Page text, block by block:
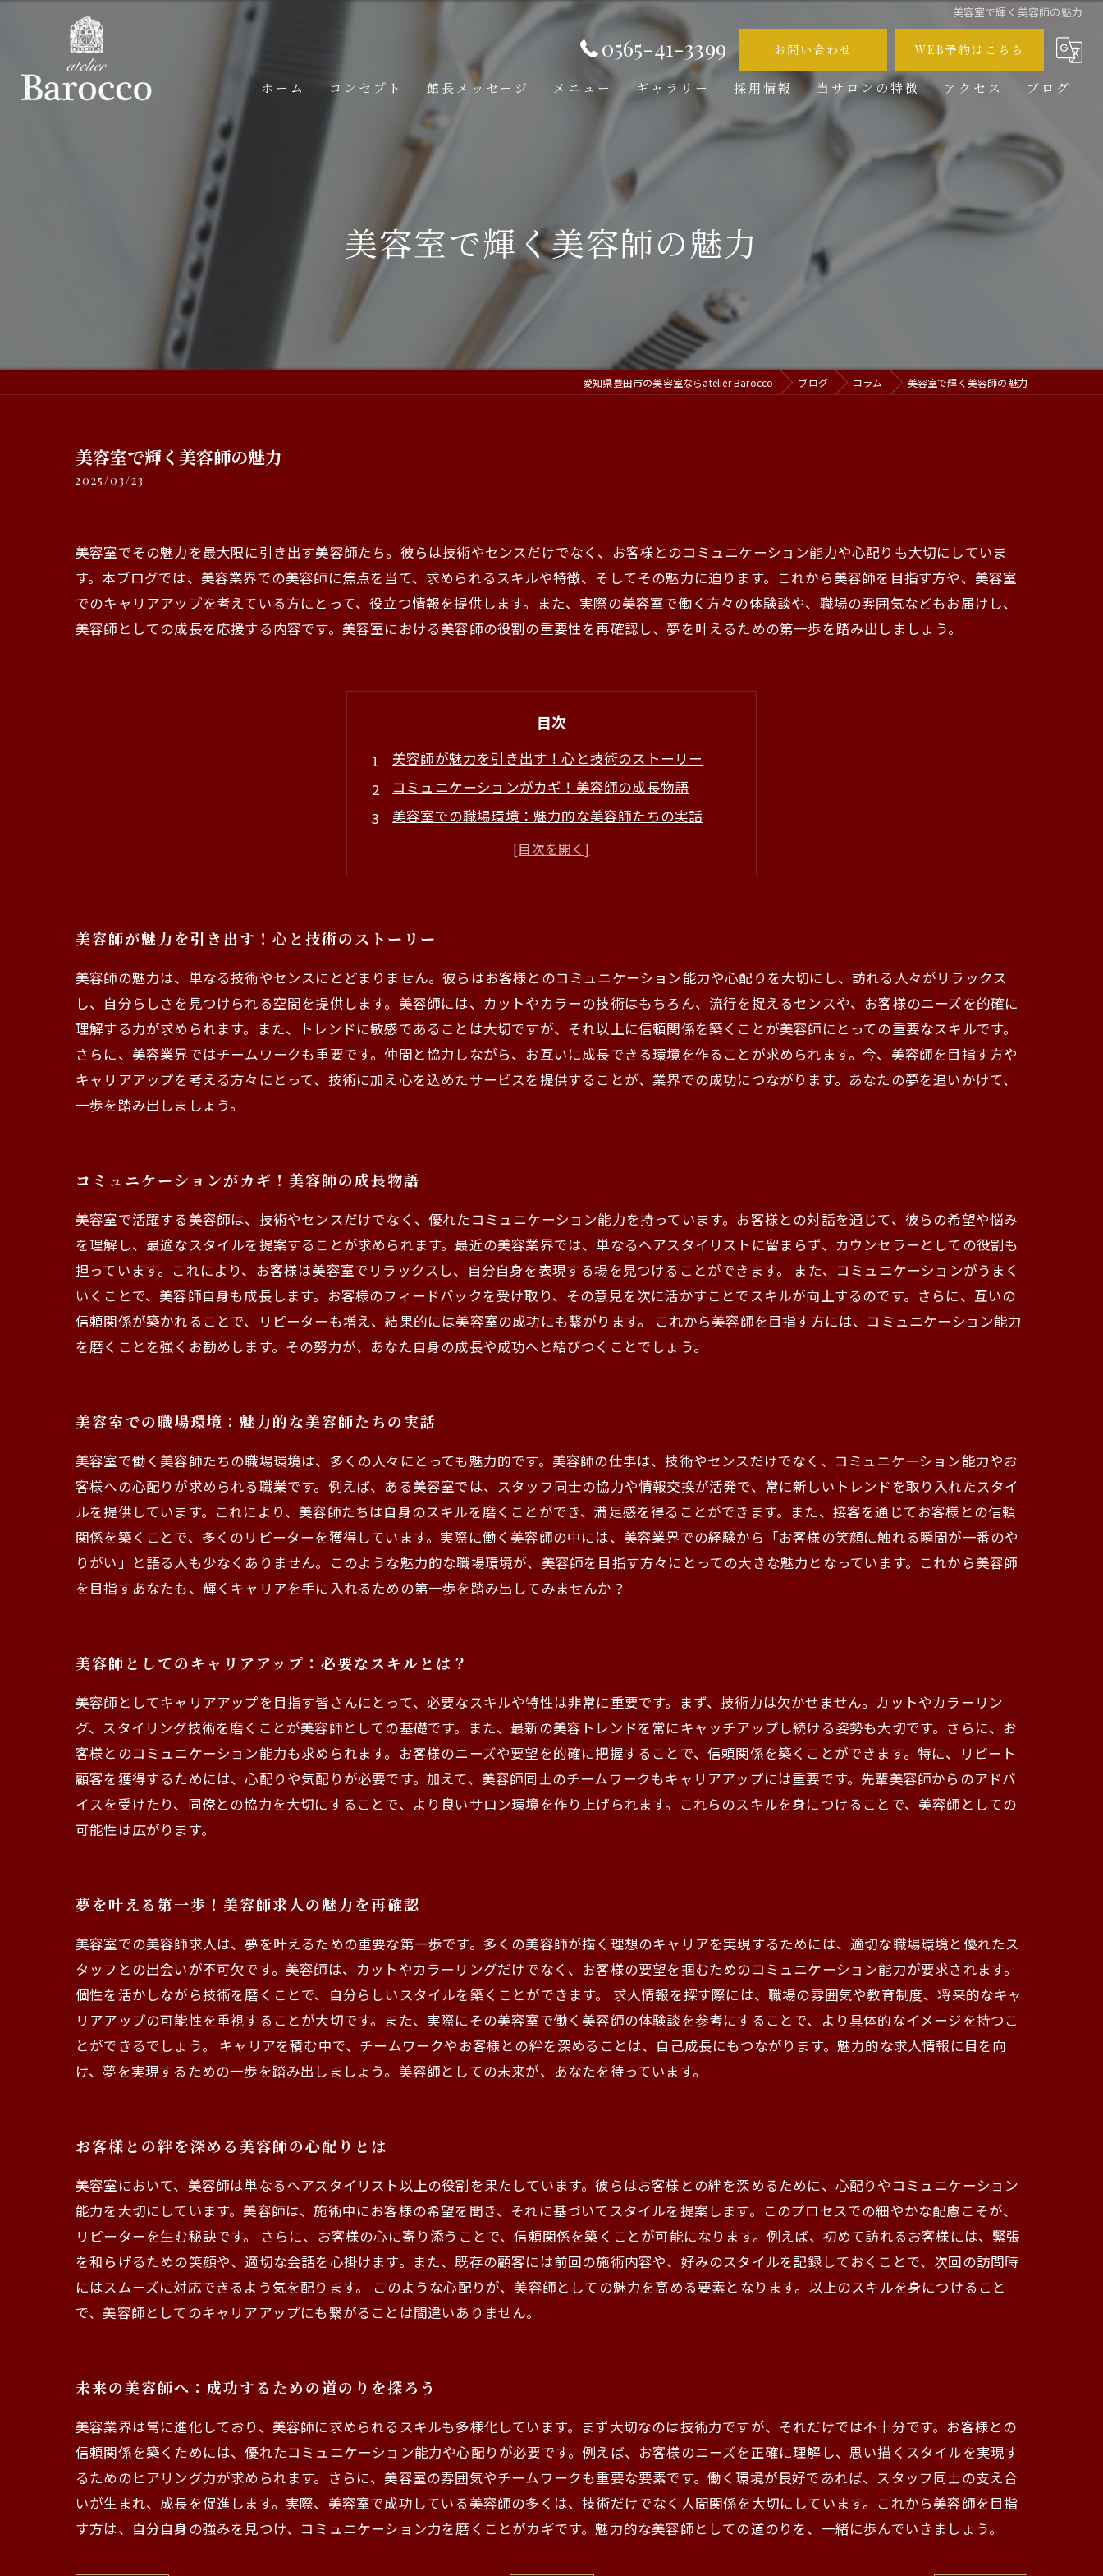
美容室で輝く美容師の魅力
0565-41-3399 お問い合わせ WEB予約はこちら
ホーム コンセプト 館長メッセージ メニュー ギャラリー 採用情報 当サロンの特徴
メンズ
カット
ブリーチ
アクセス ブログ
コラム
美容室で輝く美容師の魅力
愛知県豊田市の美容室ならatelier Barocco ブログ コラム 美容室で輝く美容師の魅力
美容室で輝く美容師の魅力
2025/03/23
美容室でその魅力を最大限に引き出す美容師たち。彼らは技術やセンスだけでなく、お客様とのコミュニケーション能力や心配りも大切にしていま
す。本ブログでは、美容業界での美容師に焦点を当て、求められるスキルや特徴、そしてその魅力に迫ります。これから美容師を目指す方や、美容室
でのキャリアアップを考えている方にとって、役立つ情報を提供します。また、実際の美容室で働く方々の体験談や、職場の雰囲気などもお届けし、
美容師としての成長を応援する内容です。美容室における美容師の役割の重要性を再確認し、夢を叶えるための第一歩を踏み出しましょう。
目次
美容師が魅力を引き出す！心と技術のストーリー
コミュニケーションがカギ！美容師の成長物語
美容室での職場環境：魅力的な美容師たちの実話
美容師としてのキャリアアップ：必要なスキルとは？
夢を叶える第一歩！美容師求人の魅力を再確認
未来の美容師へ：成功するための道のりを探ろう
美容師が魅力を引き出す！心と技術のストーリー
美容師の魅力は、単なる技術やセンスにとどまりません。彼らはお客様とのコミュニケーション能力や心配りを大切にし、訪れる人々がリラックス
し、自分らしさを見つけられる空間を提供します。美容師には、カットやカラーの技術はもちろん、流行を捉えるセンスや、お客様のニーズを的確に
理解する力が求められます。また、トレンドに敏感であることは大切ですが、それ以上に信頼関係を築くことが美容師にとっての重要なスキルです。
さらに、美容業界ではチームワークも重要です。仲間と協力しながら、お互いに成長できる環境を作ることが求められます。今、美容師を目指す方や
キャリアアップを考える方々にとって、技術に加え心を込めたサービスを提供することが、業界での成功につながります。あなたの夢を追いかけて、
一歩を踏み出しましょう。
コミュニケーションがカギ！美容師の成長物語
美容室で活躍する美容師は、技術やセンスだけでなく、優れたコミュニケーション能力を持っています。お客様との対話を通じて、彼らの希望や悩み
を理解し、最適なスタイルを提案することが求められます。最近の美容業界では、単なるヘアスタイリストに留まらず、カウンセラーとしての役割も
担っています。これにより、お客様は美容室でリラックスし、自分自身を表現する場を見つけることができます。 また、コミュニケーションがうまく
いくことで、美容師自身も成長します。お客様のフィードバックを受け取り、その意見を次に活かすことでスキルが向上するのです。さらに、互いの
信頼関係が築かれることで、リピーターも増え、結果的には美容室の成功にも繋がります。 これから美容師を目指す方には、コミュニケーション能力
を磨くことを強くお勧めします。その努力が、あなた自身の成長や成功へと結びつくことでしょう。
美容室での職場環境：魅力的な美容師たちの実話
美容室で働く美容師たちの職場環境は、多くの人々にとっても魅力的です。美容師の仕事は、技術やセンスだけでなく、コミュニケーション能力やお
客様への心配りが求められる職業です。例えば、ある美容室では、スタッフ同士の協力や情報交換が活発で、常に新しいトレンドを取り入れたスタイ
ルを提供しています。これにより、美容師たちは自身のスキルを磨くことができ、満足感を得ることができます。また、接客を通じてお客様との信頼
関係を築くことで、多くのリピーターを獲得しています。実際に働く美容師の中には、美容業界での経験から「お客様の笑顔に触れる瞬間が一番のや
りがい」と語る人も少なくありません。このような魅力的な職場環境が、美容師を目指す方々にとっての大きな魅力となっています。これから美容師
を目指すあなたも、輝くキャリアを手に入れるための第一歩を踏み出してみませんか？
美容師としてのキャリアアップ：必要なスキルとは？
美容師としてキャリアアップを目指す皆さんにとって、必要なスキルや特性は非常に重要です。まず、技術力は欠かせません。カットやカラーリン
グ、スタイリング技術を磨くことが美容師としての基礎です。また、最新の美容トレンドを常にキャッチアップし続ける姿勢も大切です。さらに、お
客様とのコミュニケーション能力も求められます。お客様のニーズや要望を的確に把握することで、信頼関係を築くことができます。特に、リピート
顧客を獲得するためには、心配りや気配りが必要です。加えて、美容師同士のチームワークもキャリアアップには重要です。先輩美容師からのアドバ
イスを受けたり、同僚との協力を大切にすることで、より良いサロン環境を作り上げられます。これらのスキルを身につけることで、美容師としての
可能性は広がります。
夢を叶える第一歩！美容師求人の魅力を再確認
美容室での美容師求人は、夢を叶えるための重要な第一歩です。多くの美容師が描く理想のキャリアを実現するためには、適切な職場環境と優れたス
タッフとの出会いが不可欠です。美容師は、カットやカラーリングだけでなく、お客様の要望を掴むためのコミュニケーション能力が要求されます。
個性を活かしながら技術を磨くことで、自分らしいスタイルを築くことができます。 求人情報を探す際には、職場の雰囲気や教育制度、将来的なキャ
リアアップの可能性を重視することが大切です。また、実際にその美容室で働く美容師の体験談を参考にすることで、より具体的なイメージを持つこ
とができるでしょう。 キャリアを積む中で、チームワークやお客様との絆を深めることは、自己成長にもつながります。魅力的な求人情報に目を向
け、夢を実現するための一歩を踏み出しましょう。美容師としての未来が、あなたを待っています。
お客様との絆を深める美容師の心配りとは
美容室において、美容師は単なるヘアスタイリスト以上の役割を果たしています。彼らはお客様との絆を深めるために、心配りやコミュニケーション
能力を大切にしています。美容師は、施術中にお客様の希望を聞き、それに基づいてスタイルを提案します。このプロセスでの細やかな配慮こそが、
リピーターを生む秘訣です。 さらに、お客様の心に寄り添うことで、信頼関係を築くことが可能になります。例えば、初めて訪れるお客様には、緊張
を和らげるための笑顔や、適切な会話を心掛けます。また、既存の顧客には前回の施術内容や、好みのスタイルを記録しておくことで、次回の訪問時
にはスムーズに対応できるよう気を配ります。 このような心配りが、美容師としての魅力を高める要素となります。以上のスキルを身につけること
で、美容師としてのキャリアアップにも繋がることは間違いありません。
未来の美容師へ：成功するための道のりを探ろう
美容業界は常に進化しており、美容師に求められるスキルも多様化しています。まず大切なのは技術力ですが、それだけでは不十分です。お客様との
信頼関係を築くためには、優れたコミュニケーション能力や心配りが必要です。例えば、お客様のニーズを正確に理解し、思い描くスタイルを実現す
るためのヒアリング力が求められます。さらに、美容室の雰囲気やチームワークも重要な要素です。働く環境が良好であれば、スタッフ同士の支え合
いが生まれ、成長を促進します。実際、美容室で成功している美容師の多くは、技術だけでなく人間関係を大切にしています。これから美容師を目指
す方は、自分自身の強みを見つけ、コミュニケーション力を磨くことがカギです。魅力的な美容師としての道のりを、一緒に歩んでいきましょう。